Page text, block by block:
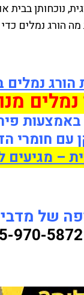
בבית
הורג נמלים
נמלים
עם חומרי
–
של
970-5872